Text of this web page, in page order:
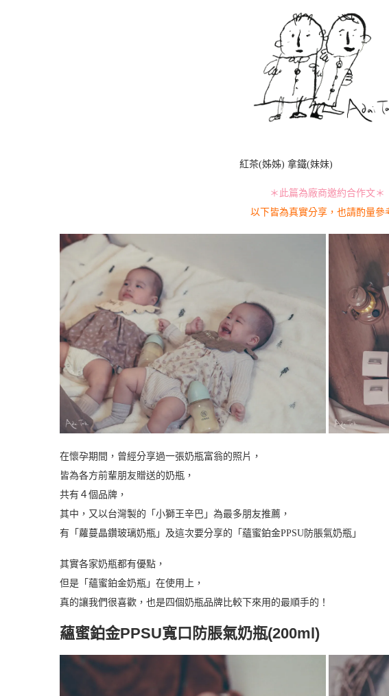
紅茶(姊姊) 拿鐵(妹妹)
＊此篇為廠商邀約合作文＊
以下皆為真實分享，也請酌量參
在懷孕期間，曾經分享過一張奶瓶富翁的照片，
皆為各方前輩朋友贈送的奶瓶，
共有４個品牌，
其中，又以台灣製的「小獅王辛巴」為最多朋友推薦，
有「蘿蔓晶鑽玻璃奶瓶」及這次要分享的「蘊蜜鉑金PPSU防脹氣奶瓶」
其實各家奶瓶都有優點，
但是「蘊蜜鉑金奶瓶」在使用上，
真的讓我們很喜歡，也是四個奶瓶品牌比較下來用的最順手的！
蘊蜜鉑金PPSU寬口防脹氣奶瓶(200ml)